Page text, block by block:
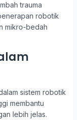
trauma
robotik
mikro-bedah
sistem robotik
membantu
lebih jelas.